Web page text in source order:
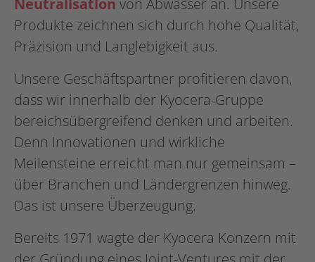
Neutralisation von Abwasser an. Unsere
Produkte zeichnen sich durch hohe Qualität,
Präzision und Langlebigkeit aus.
Unsere Geschäftspartner profitieren davon,
dass wir innerhalb der Kyocera-Gruppe
bereichsübergreifend denken und arbeiten.
Denn Innovationen und wirkliche
Meilensteine erreicht man nur gemeinsam –
über Branchen und Ländergrenzen hinweg.
Das ist unsere Überzeugung.
Bereits 1971 wagte der Kyocera Konzern mit